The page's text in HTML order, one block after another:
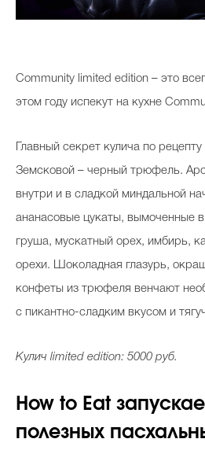
Community limited edition – это
этом году испекут на кухне
Главный секрет кулича по
Земсковой – черный трюфель.
внутри и в сладкой миндальной
ананасовые цукаты, вымоченные
груша, мускатный орех, имбирь,
орехи. Шоколадная глазурь,
конфеты из трюфеля венчают
с пикантно-сладким вкусом и
Кулич limited edition: 5000 руб.
How to Eat
полезных